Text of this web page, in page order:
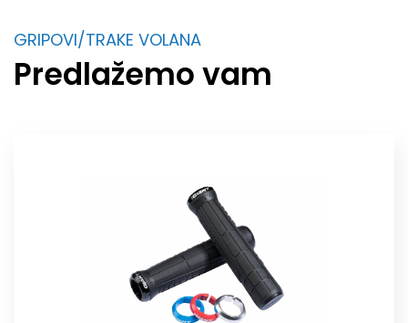
GRIPOVI/TRAKE VOLANA
Predlažemo vam